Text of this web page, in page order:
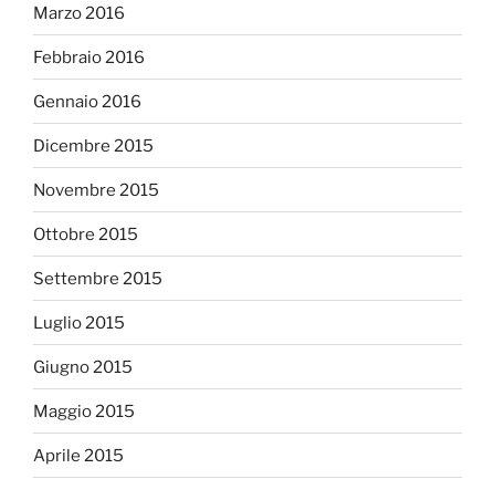
Marzo 2016
Febbraio 2016
Gennaio 2016
Dicembre 2015
Novembre 2015
Ottobre 2015
Settembre 2015
Luglio 2015
Giugno 2015
Maggio 2015
Aprile 2015